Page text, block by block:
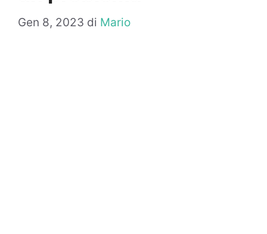
Gen 8, 2023 di Mario